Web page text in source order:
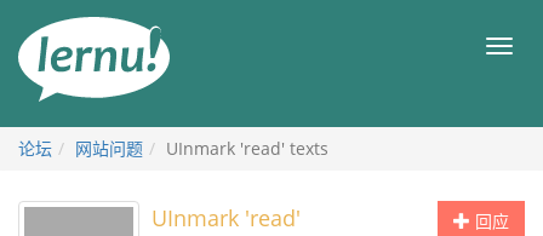
目
论坛 网站问题 UInmark 'read' texts
回应
UInmark 'read'